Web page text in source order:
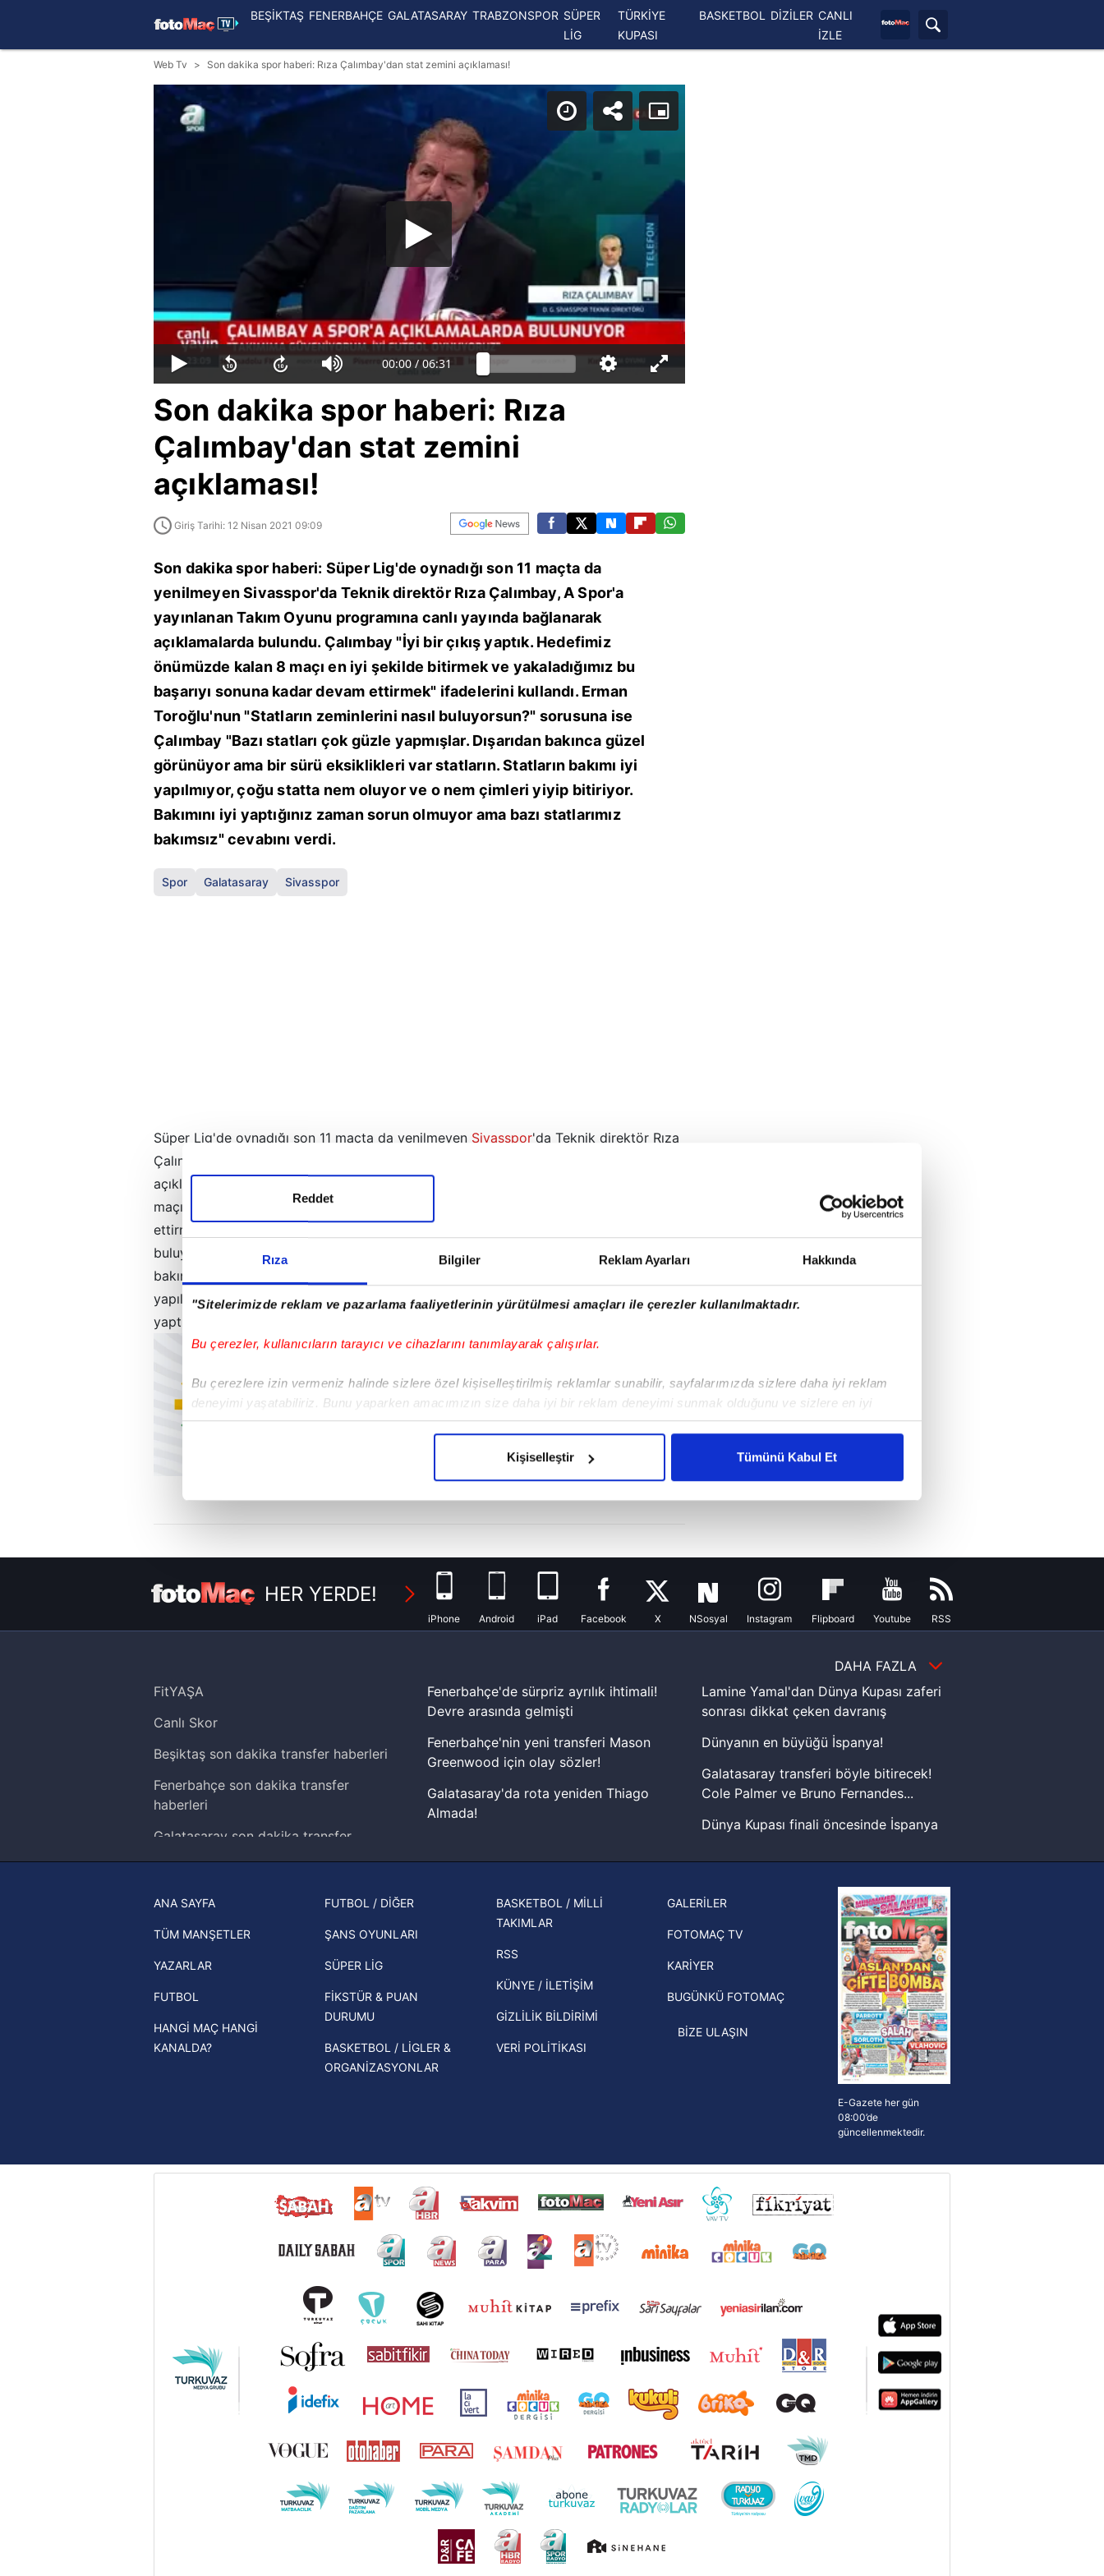
Rıza Bilgiler Reklam Ayarları Hakkında
"Sitelerimizde reklam ve pazarlama faaliyetlerinin yürütülmesi amaçları ile çerezler kullanılmaktadır.
Bu çerezler, kullanıcıların tarayıcı ve cihazlarını tanımlayarak çalışırlar.
Bu çerezlere izin vermeniz halinde sizlere özel kişiselleştirilmiş reklamlar sunabilir, sayfalarımızda sizlere daha iyi reklam
deneyimi yaşatabiliriz. Bunu yaparken amacımızın size daha iyi bir reklam deneyimi sunmak olduğunu ve sizlere en iyi
içerikleri sunabilmek adına elimizden gelen çabayı gösterdiğimizi ve bu noktada, reklamların maliyetlerimizi karşılamak
Her halükârda, kullanıcılar, bu çerezlere izin vermedikleri takdirde, kullanıcılara hedefli reklamlar gösterilmeyecektir."
amacıyla kullanılmaktadır. Diğer çerezler, sitemizin daha işlevsel kılınması ve kişiselleştirilmesi ve sizlere yönelik
reklam/pazarlama faaliyetlerinin yapılması, amaçlarıyla sınırlı olarak açık rızanız dahilinde kullanılacaktır.
Çerezlere ilişkin tercihlerinizi aşağıda yer alan panel vasıtasıyla belirleyebilirsiniz. Çerezlere ilişkin detaylı bilgi için Ayarlar
mevzuata uygun olarak kullanılan çerezlerle ilgili bilgi almak için lütfentıklayınız.
Reddet
Kişiselleştir Tümünü Kabul Et
BEŞİKTAŞ FENERBAHÇE GALATASARAY TRABZONSPOR SÜPER
LİG
TÜRKİYE
KUPASI
BASKETBOL DİZİLER CANLI
İZLE
Web Tv Son dakika spor haberi: Rıza Çalımbay'dan stat zemini açıklaması!
00:00 / 06:31
Son dakika spor haberi: Rıza
Çalımbay'dan stat zemini
açıklaması!
Giriş Tarihi: 12 Nisan 2021 09:09
Son dakika spor haberi: Süper Lig'de oynadığı son 11 maçta da
yenilmeyen Sivasspor'da Teknik direktör Rıza Çalımbay, A Spor'a
yayınlanan Takım Oyunu programına canlı yayında bağlanarak
açıklamalarda bulundu. Çalımbay "İyi bir çıkış yaptık. Hedefimiz
önümüzde kalan 8 maçı en iyi şekilde bitirmek ve yakaladığımız bu
başarıyı sonuna kadar devam ettirmek" ifadelerini kullandı. Erman
Toroğlu'nun "Statların zeminlerini nasıl buluyorsun?" sorusuna ise
Çalımbay "Bazı statları çok güzle yapmışlar. Dışarıdan bakınca güzel
görünüyor ama bir sürü eksiklikleri var statların. Statların bakımı iyi
yapılmıyor, çoğu statta nem oluyor ve o nem çimleri yiyip bitiriyor.
Bakımını iyi yaptığınız zaman sorun olmuyor ama bazı statlarımız
bakımsız" cevabını verdi.
Spor Galatasaray Sivasspor
Süper Lig'de oynadığı son 11 maçta da yenilmeyen Sivasspor'da Teknik direktör Rıza
Çalımbay, A
açıklamalarda bulundu. Çalımbay "İyi bir çıkış yaptık. Hedefimiz önümüzde kalan 8
maçı en iyi şekilde bitirmek ve yakaladığımız bu başarıyı sonuna kadar devam
ettirmek" ifadelerini kullandı. Erman Toroğlu'nun "Statların zeminlerini nasıl
buluyorsun?" sorusuna ise Çalımbay "Bazı statları çok güzle yapmışlar. Dışarıdan
bakınca güzel görünüyor ama bir sürü eksiklikleri var statların. Statların bakımı iyi
yapılmıyor, çoğu statta nem oluyor ve o nem çimleri yiyip bitiriyor. Bakımını iyi
yaptığınız zaman sorun olmuyor ama bazı statlarımız bakımsız" cevabını verdi.
HER YERDE!
iPhone Android iPad Facebook X NSosyal Instagram Flipboard Youtube RSS
DAHA FAZLA
FitYAŞA
Canlı Skor
Beşiktaş son dakika transfer haberleri
Fenerbahçe son dakika transfer
haberleri
Galatasaray son dakika transfer
haberleri
Trendyol Süper Lig haberleri
Ziraat Türkiye Kupası haberleri
UEFA Şampiyonlar Ligi haberleri
UEFA Avrupa Ligi haberleri
UEFA Konferans Ligi haberleri
Fenerbahçe'de sürpriz ayrılık ihtimali!
Devre arasında gelmişti
Fenerbahçe'nin yeni transferi Mason
Greenwood için olay sözler!
Galatasaray'da rota yeniden Thiago
Almada!
muhtemel rakibi belli oldu! Gornik
İspanya-Arjantin finalinin ardından dış
Beşiktaş'ın UEFA Avrupa Ligi'nde 3. Ön
Eleme Turu muhtemel rakipleri belli
Lamine Yamal'dan Dünya Kupası zaferi
sonrası dikkat çeken davranış
Dünyanın en büyüğü İspanya!
Galatasaray transferi böyle bitirecek!
Cole Palmer ve Bruno Fernandes...
Dünya Kupası finali öncesinde İspanya
şampiyonluk yüzüğü verilecek
Hernan Crespo, Meksika Ligi
ekiplerinden Atlas'ın yeni teknik
direktörü oldu
ANA SAYFA
TÜM MANŞETLER
YAZARLAR
FUTBOL
HANGİ MAÇ HANGİ
KANALDA?
FUTBOL / DİĞER
ŞANS OYUNLARI
SÜPER LİG
FİKSTÜR & PUAN
DURUMU
BASKETBOL / LİGLER &
ORGANİZASYONLAR
BASKETBOL / MİLLİ
TAKIMLAR
RSS
KÜNYE / İLETİŞİM
GİZLİLİK BİLDİRİMİ
VERİ POLİTİKASI
GALERİLER
FOTOMAÇ TV
KARİYER
BUGÜNKÜ FOTOMAÇ
BİZE ULAŞIN
E-Gazete her gün
08:00’de
güncellenmektedir.